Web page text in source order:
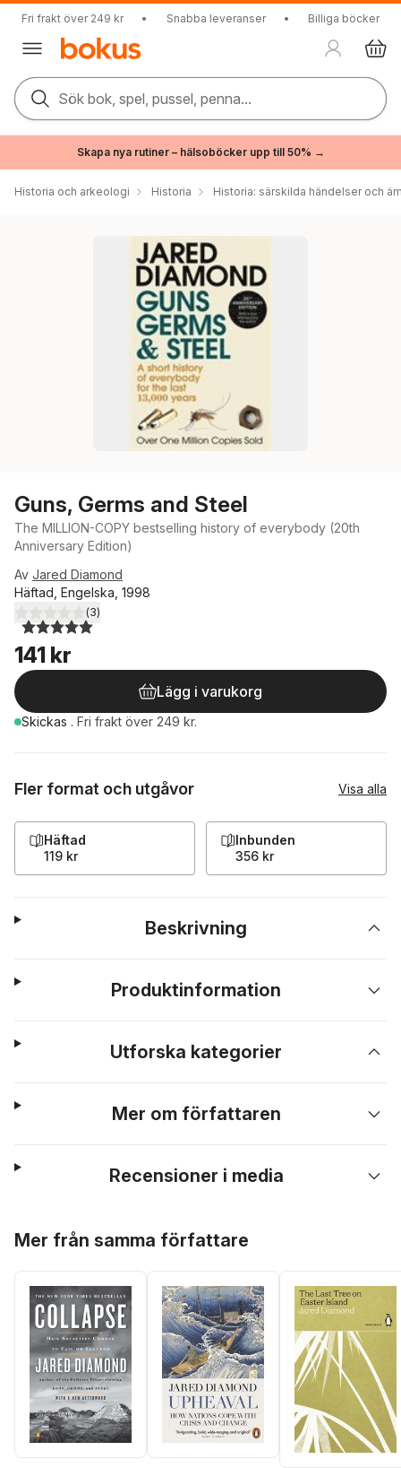
Fri frakt över 249 kr • Snabba leveranser • Billiga böcker
Sök bok, spel, pussel, penna...
Skapa nya rutiner – hälsoböcker upp till 50% →
Historia och arkeologi Historia Historia: särskilda händelser och
Guns, Germs and Steel
The MILLION-COPY bestselling history of everybody (20th
Anniversary Edition)
Av Jared Diamond
Häftad, Engelska, 1998
5,0utav 5 stjärnor. Totalt antal röster:
(3)
141 kr
Lägg i varukorg
Skickas . Fri frakt över 249 kr.
Fler format och utgåvor Visa alla
Häftad
119 kr
Inbunden
356 kr
Beskrivning
Produktinformation
Utforska kategorier
Mer om författaren
Recensioner i media
Mer från samma författare